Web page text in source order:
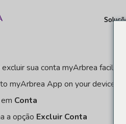
sua conta myArbrea
myArbrea App on your device
Conta
a opção Excluir Conta